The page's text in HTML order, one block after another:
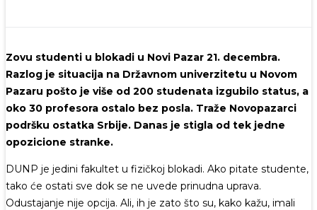
Zovu studenti u blokadi u Novi Pazar 21. decembra.
Razlog je situacija na Državnom univerzitetu u Novom
Pazaru pošto je više od 200 studenata izgubilo status, a
oko 30 profesora ostalo bez posla. Traže Novopazarci
podršku ostatka Srbije. Danas je stigla od tek jedne
opozicione stranke.
DUNP je jedini fakultet u fizičkoj blokadi. Ako pitate studente,
tako će ostati sve dok se ne uvede prinudna uprava.
Odustajanje nije opcija. Ali, ih je zato što su, kako kažu, imali